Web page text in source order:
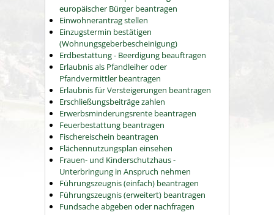
europäischer Bürger beantragen
Einwohnerantrag stellen
Einzugstermin bestätigen
(Wohnungsgeberbescheinigung)
Erdbestattung - Beerdigung beauftragen
Erlaubnis als Pfandleiher oder
Pfandvermittler beantragen
Erlaubnis für Versteigerungen beantragen
Erschließungsbeiträge zahlen
Erwerbsminderungsrente beantragen
Feuerbestattung beantragen
Fischereischein beantragen
Flächennutzungsplan einsehen
Frauen- und Kinderschutzhaus -
Unterbringung in Anspruch nehmen
Führungszeugnis (einfach) beantragen
Führungszeugnis (erweitert) beantragen
Fundsache abgeben oder nachfragen